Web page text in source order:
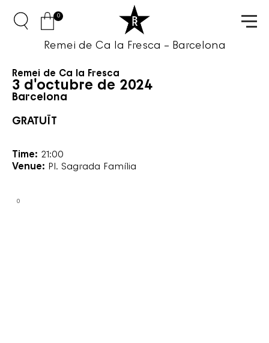
Remei de Ca la Fresca – Barcelona
0
Remei de Ca la Fresca
3 d'octubre de 2024
Barcelona
GRATUÏT
Time: 21:00
Venue: Pl. Sagrada Família
0